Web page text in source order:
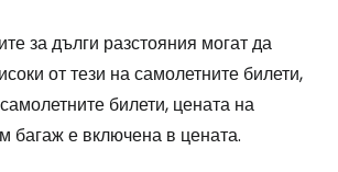
за дълги разстояния могат да
от тези на самолетните билети,
билети, цената на
багаж е включена в цената.